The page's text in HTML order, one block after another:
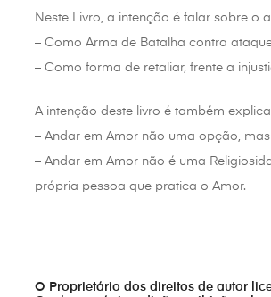
Neste Livro, a intenção é falar sobre o
– Como Arma de Batalha contra
– Como forma de retaliar, frente a
A intenção deste livro é também
– Andar em Amor não uma opção,
– Andar em Amor não é uma
própria pessoa que pratica o Amor.
O Proprietário dos direitos de autor